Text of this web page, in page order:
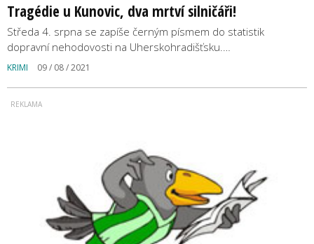
Tragédie u Kunovic, dva mrtví silničáři!
Středa 4. srpna se zapíše černým písmem do statistik
dopravní nehodovosti na Uherskohradišťsku.…
KRIMI 09 / 08 / 2021